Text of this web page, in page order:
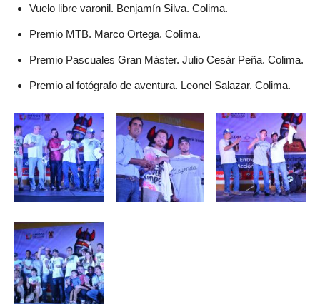
Vuelo libre varonil. Benjamín Silva. Colima.
Premio MTB. Marco Ortega. Colima.
Premio Pascuales Gran Máster. Julio Cesár Peña. Colima.
Premio al fotógrafo de aventura. Leonel Salazar. Colima.